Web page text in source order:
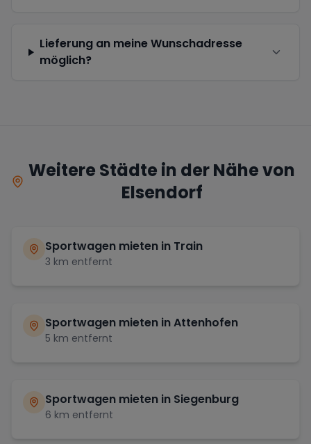
Lieferung an meine Wunschadresse
möglich?
Weitere Städte in der Nähe von
Elsendorf
Sportwagen mieten in Train
3 km entfernt
Sportwagen mieten inAttenhofen
5 km entfernt
Sportwagen mieten in Siegenburg
6 km entfernt